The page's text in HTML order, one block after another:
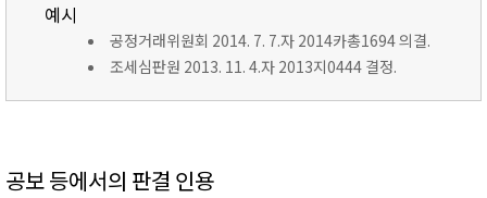
예시
공정거래위원회 2014. 7. 7.자 2014카총1694 의결.
조세심판원 2013. 11. 4.자 2013지0444 결정.
공보 등에서의 판결 인용